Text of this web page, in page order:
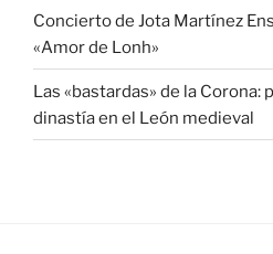
Concierto de Jota Martínez
«Amor de Lonh»
Las «bastardas» de la Corona:
dinastía en el León medieval